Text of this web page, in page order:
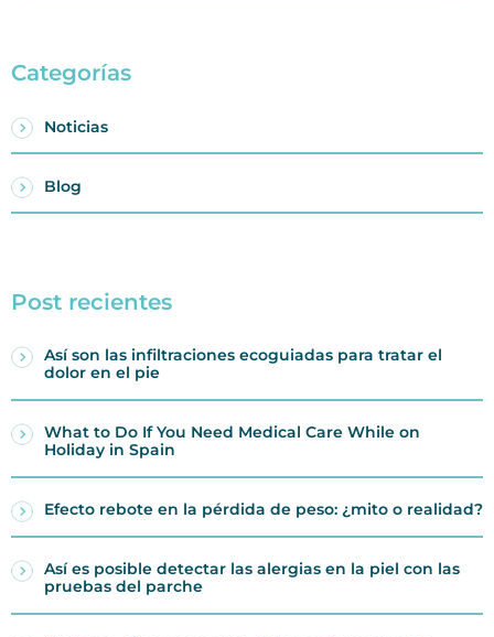
Categorías
Noticias
Blog
Post recientes
Así son las infiltraciones ecoguiadas para tratar el
dolor en el pie
What to Do If You Need Medical Care While on
Holiday in Spain
Efecto rebote en la pérdida de peso: ¿mito o realidad?
Así es posible detectar las alergias en la piel con las
pruebas del parche